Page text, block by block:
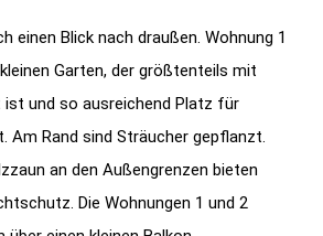
einen Blick nach draußen. Wohnung 1
Garten, der größtenteils mit
und so ausreichend Platz für
Am Rand sind Sträucher gepflanzt.
an den Außengrenzen bieten
Die Wohnungen 1 und 2